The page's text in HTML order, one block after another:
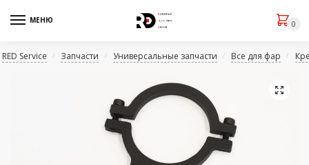
МЕНЮ 0
RED Service / Запчасти / Универсальные запчасти / Все для фар /
🔍